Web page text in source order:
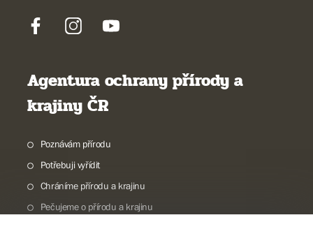
Agentura ochrany přírody a
krajiny ČR
Poznávám přírodu
Potřebuji vyřídit
Chráníme přírodu a krajinu
Pečujeme o přírodu a krajinu